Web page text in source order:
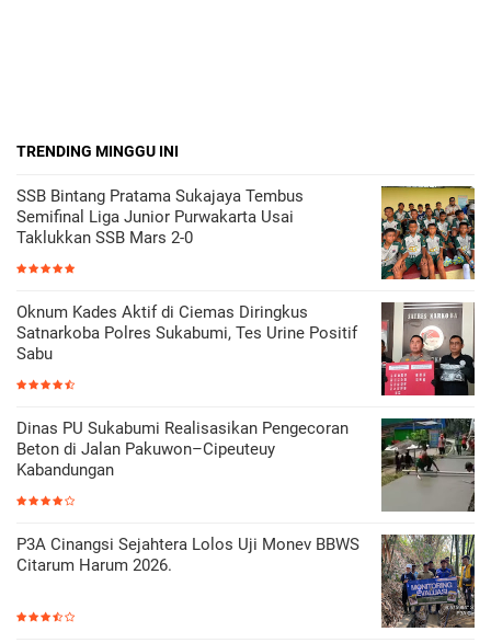
TRENDING MINGGU INI
SSB Bintang Pratama Sukajaya Tembus
Semifinal Liga Junior Purwakarta Usai
Taklukkan SSB Mars 2-0
Oknum Kades Aktif di Ciemas Diringkus
Satnarkoba Polres Sukabumi, Tes Urine Positif
Sabu
Dinas PU Sukabumi Realisasikan Pengecoran
Beton di Jalan Pakuwon–Cipeuteuy
Kabandungan
P3A Cinangsi Sejahtera Lolos Uji Monev BBWS
Citarum Harum 2026.